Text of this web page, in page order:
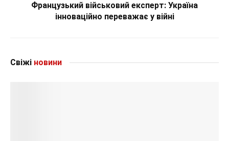
Французький військовий експерт: Україна
інноваційно переважає у війні
Свіжі новини